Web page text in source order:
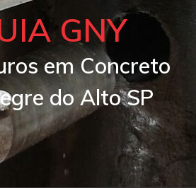
GNY
em Concreto
do Alto SP